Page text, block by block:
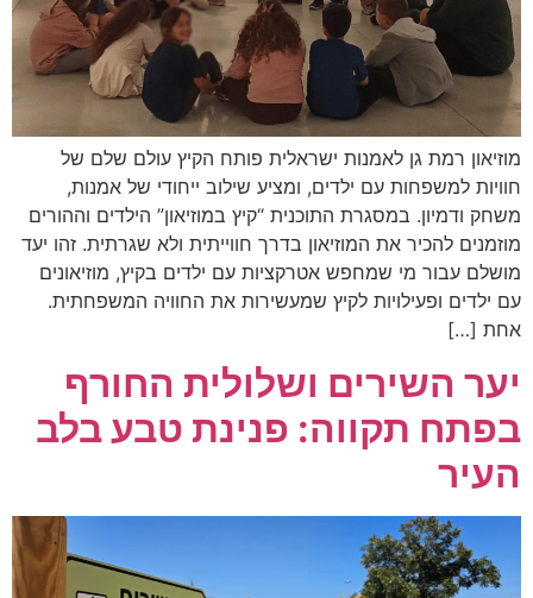
מוזיאון רמת גן לאמנות ישראלית פותח הקיץ עולם שלם של
חוויות למשפחות עם ילדים, ומציע שילוב ייחודי של אמנות,
משחק ודמיון. במסגרת התוכנית “קיץ במוזיאון” הילדים וההורים
מוזמנים להכיר את המוזיאון בדרך חווייתית ולא שגרתית. זהו יעד
מושלם עבור מי שמחפש אטרקציות עם ילדים בקיץ, מוזיאונים
עם ילדים ופעילויות לקיץ שמעשירות את החוויה המשפחתית.
אחת […]
יער השירים ושלולית החורף
בפתח תקווה: פנינת טבע בלב
העיר